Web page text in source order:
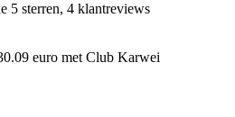
5 sterren, 4 klantreviews
euro met Club Karwei